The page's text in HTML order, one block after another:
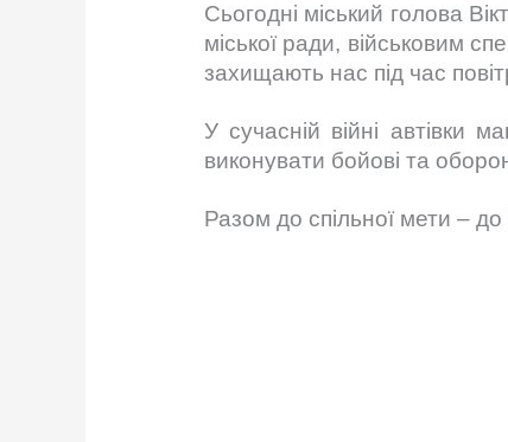
Сьогодні міський голова
міської ради, військовим
захищають нас під час
У сучасній війні
виконувати бойові та
Разом до спільної мети –